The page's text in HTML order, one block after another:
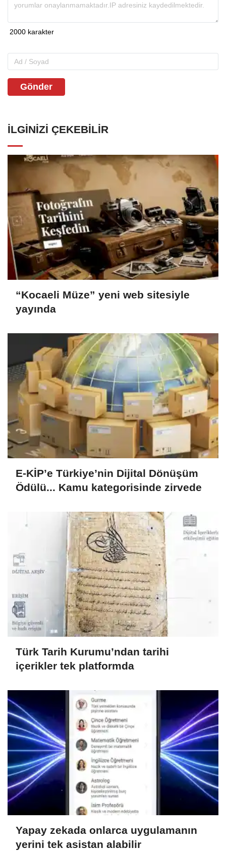
Gönder
İLGINIZI ÇEKEBILIR
“Kocaeli Müze” yeni web sitesiyle
yayında
E-KİP’e Türkiye’nin Dijital Dönüşüm
Ödülü... Kamu kategorisinde zirvede
Türk Tarih Kurumu’ndan tarihi
içerikler tek platformda
Yapay zekada onlarca uygulamanın
yerini tek asistan alabilir